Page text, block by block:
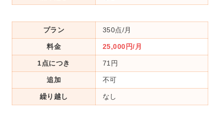
プラン 350点/月
料金 25,000円/月
1点につき 71円
追加 不可
繰り越し なし